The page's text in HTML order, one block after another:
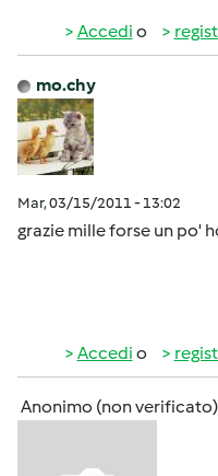
Accedi o
mo.chy
Mar, 03/15/2011 - 13:02
grazie mille forse un po'
Accedi o
Anonimo (non verificato)